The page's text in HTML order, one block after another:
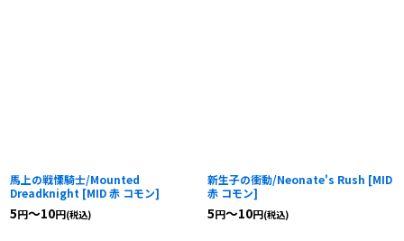
馬上の戦慄騎士/Mounted
Dreadknight [MID 赤 コモン]
5円～10円(税込)
新生子の衝動/Neonate's Rush [MID
赤 コモン]
5円～10円(税込)